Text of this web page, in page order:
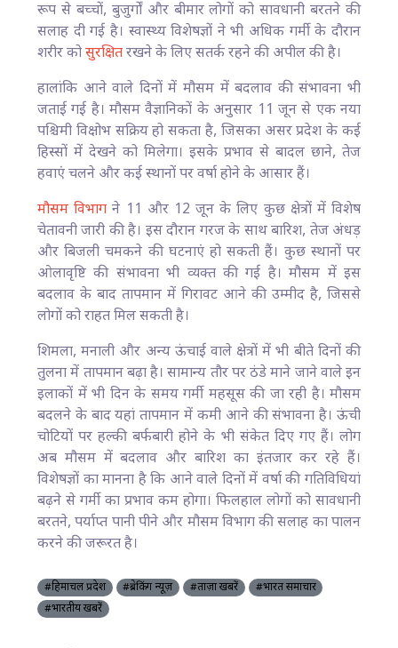
रूप से बच्चों, बुजुर्गों और बीमार लोगों को सावधानी बरतने की
सलाह दी गई है। स्वास्थ्य विशेषज्ञों ने भी अधिक गर्मी के दौरान
शरीर कोसुरक्षितरखने के लिए सतर्क रहने की अपील की है।
हालांकि आने वाले दिनों में मौसम में बदलाव की संभावना भी
जताई गई है। मौसम वैज्ञानिकों के अनुसार 11 जून से एक नया
पश्चिमी विक्षोभ सक्रिय हो सकता है, जिसका असर प्रदेश के कई
हिस्सों में देखने को मिलेगा। इसके प्रभाव से बादल छाने, तेज
हवाएं चलने और कई स्थानों पर वर्षा होने के आसार हैं।
मौसम विभागने 11 और 12 जून के लिए कुछ क्षेत्रों में विशेष
चेतावनी जारी की है। इस दौरान गरज के साथ बारिश, तेज अंधड़
और बिजली चमकने की घटनाएं हो सकती हैं। कुछ स्थानों पर
ओलावृष्टि की संभावना भी व्यक्त की गई है। मौसम में इस
बदलाव के बाद तापमान में गिरावट आने की उम्मीद है, जिससे
लोगों को राहत मिल सकती है।
शिमला, मनाली और अन्य ऊंचाई वाले क्षेत्रों में भी बीते दिनों की
तुलना में तापमान बढ़ा है। सामान्य तौर पर ठंडे माने जाने वाले इन
इलाकों में भी दिन के समय गर्मी महसूस की जा रही है। मौसम
बदलने के बाद यहां तापमान में कमी आने की संभावना है। ऊंची
चोटियों पर हल्की बर्फबारी होने के भी संकेत दिए गए हैं। लोग
अब मौसम में बदलाव और बारिश का इंतजार कर रहे हैं।
विशेषज्ञों का मानना है कि आने वाले दिनों में वर्षा की गतिविधियां
बढ़ने से गर्मी का प्रभाव कम होगा। फिलहाल लोगों को सावधानी
बरतने, पर्याप्त पानी पीने और मौसम विभाग की सलाह का पालन
करने की जरूरत है।
#हिमाचल प्रदेश #ब्रेकिंग न्यूज़ #ताज़ा खबरें
#भारत समाचार
#भारतीय खबरें